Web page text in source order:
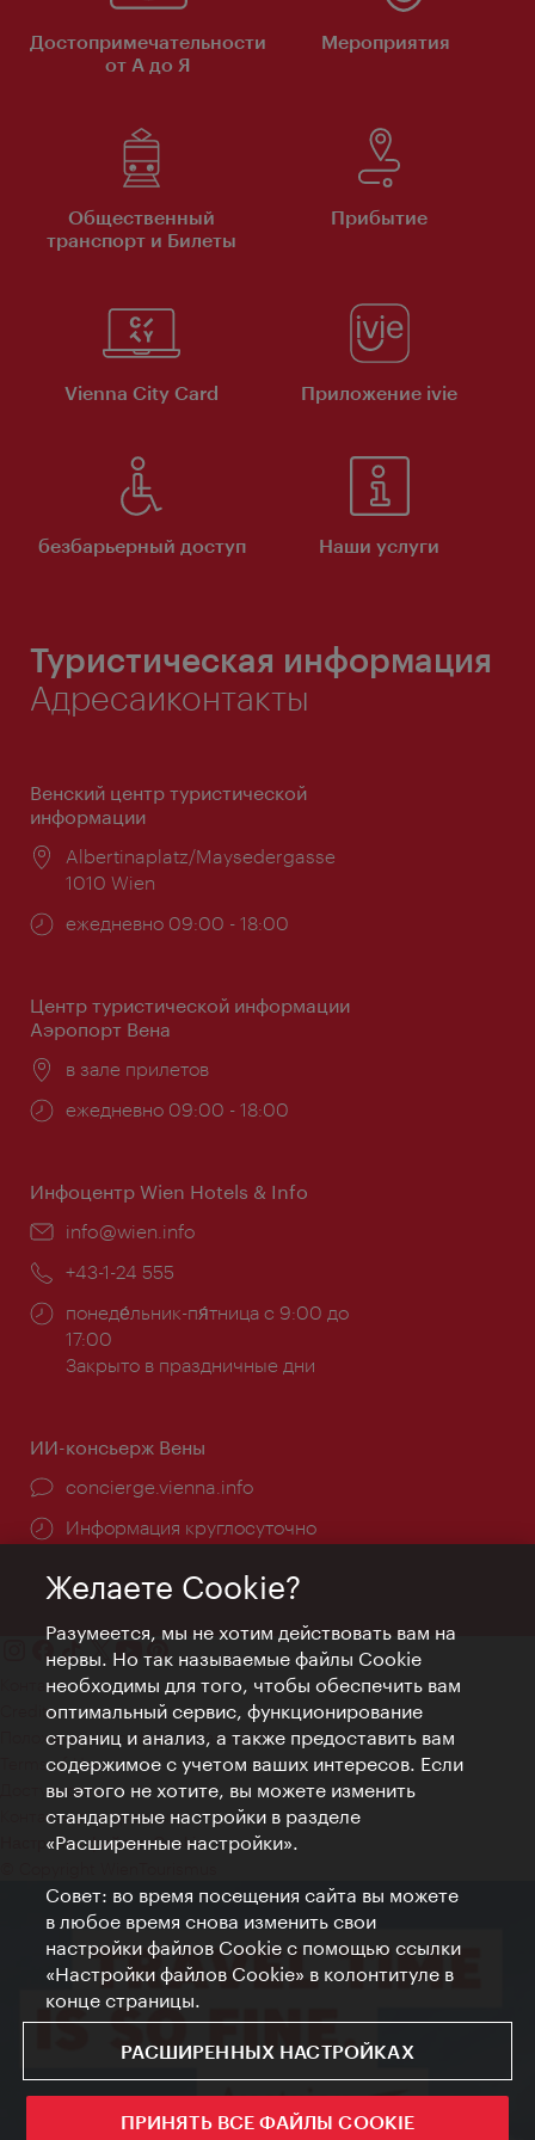
Достопримечательности
от А до Я
Мероприятия
Общественный
транспорт и Билеты
Прибытие
Vienna City Card Приложение ivie
безбарьерный доступ Наши услуги
Туристическая информация
Адресаиконтакты
Венский центр туристической
информации
Расположение:
Albertinaplatz/Maysedergasse
1010 Wien
Часы
ежедневно 09:00 - 18:00
Центр туристической информации
Аэропорт Вена
Расположение:
в зале прилетов
Часы
ежедневно 09:00 - 18:00
Инфоцентр Wien Hotels & Info
Эл.
info@wien.info
Телефон:
+43-1-24 555
Часы
работы:
понеде́льник-пя́тница с 9:00 до
17:00
Закрыто в праздничные дни
ИИ-консьерж Вены
concierge.vienna.info
Информация круглосуточно
Контакт
Credits
Положение о конфиденциальности
Terms of Use
Доступность
Контакты для прессы
Настройки файлов Cookie
Желаете Cookie?
Разумеется, мы не хотим действовать вам на
нервы. Но так называемые файлы Cookie
необходимы для того, чтобы обеспечить вам
оптимальный сервис, функционирование
страниц и анализ, а также предоставить вам
содержимое с учетом ваших интересов. Если
вы этого не хотите, вы можете изменить
стандартные настройки в разделе
«Расширенные настройки».
Совет: во время посещения сайта вы можете
в любое время снова изменить свои
настройки файлов Cookie с помощью ссылки
«Настройки файлов Cookie» в колонтитуле в
конце страницы.
РАСШИРЕННЫХ НАСТРОЙКАХ
ПРИНЯТЬ ВСЕ ФАЙЛЫ COOKIE